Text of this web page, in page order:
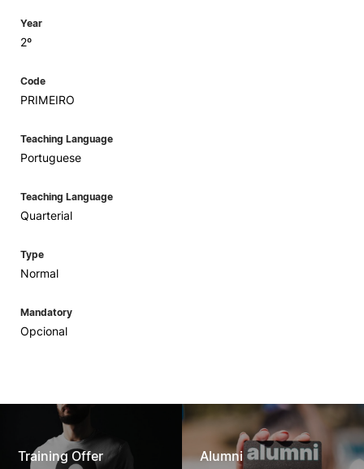
Year
2º
Code
PRIMEIRO
Teaching Language
Portuguese
Teaching Language
Quarterial
Type
Normal
Mandatory
Opcional
Training Offer Alumni